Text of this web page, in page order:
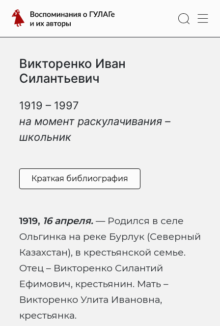
содержимому
Воспоминания
о
ГУЛАГе
их
авторы
Викторенко Иван
Силантьевич
1919 – 1997
на момент раскулачивания –
школьник
Краткая библиография
1919, 16 апреля. — Родился в селе
Ольгинка на реке Бурлук (Северный
Казахстан), в крестьянской семье.
Отец – Викторенко Силантий
Ефимович, крестьянин. Мать –
Викторенко Улита Ивановна,
крестьянка.